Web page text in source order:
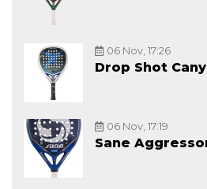
06 Nov, 17:26
Drop Shot
06 Nov, 17:19
Sane